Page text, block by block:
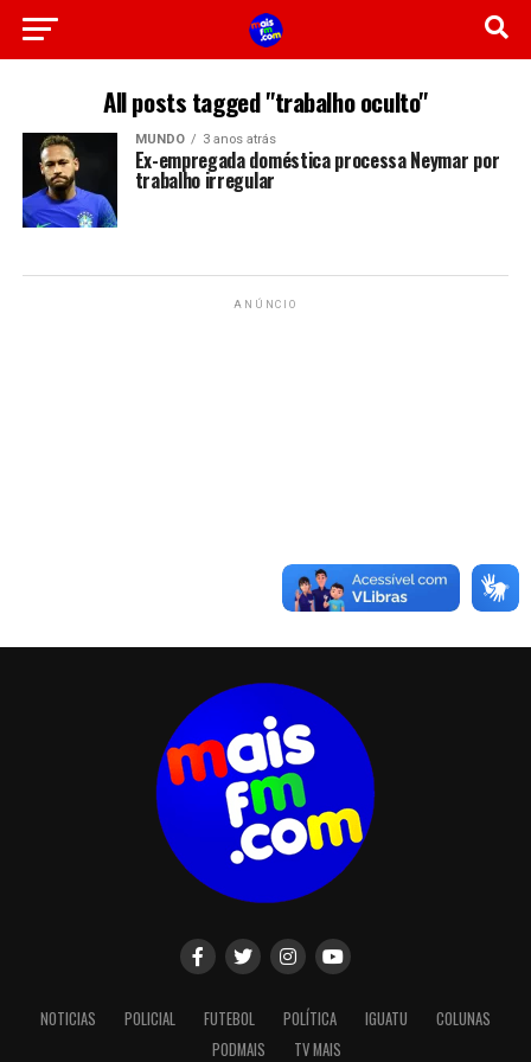
All posts tagged "trabalho oculto"
MUNDO 3 anos atrás
Ex-empregada doméstica processa Neymar por
trabalho irregular
ANÚNCIO
NOTICIAS POLICIAL FUTEBOL POLÍTICA IGUATU
COLUNAS
PODMAIS
TV MAIS